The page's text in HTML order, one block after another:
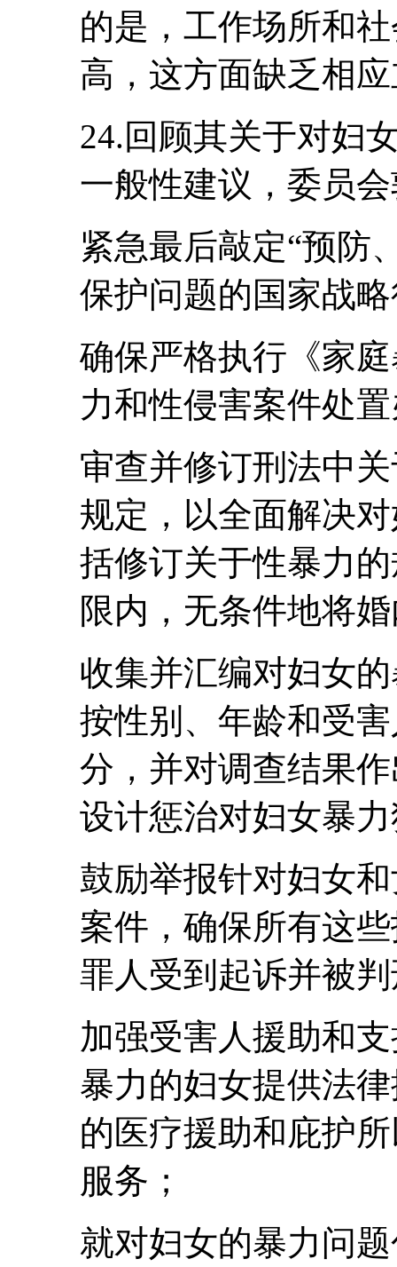
的是，工作场所和
高，这方面缺乏相
24.回顾其关于对妇
一般性建议，委员
紧急最后敲定“预防
保护问题的国家战
确保严格执行《家
力和性侵害案件处
审查并修订刑法中
规定，以全面解决
括修订关于性暴力
限内，无条件地将
收集并汇编对妇女
按性别、年龄和受
分，并对调查结果
设计惩治对妇女暴
鼓励举报针对妇女
案件，确保所有这
罪人受到起诉并被
加强受害人援助和
暴力的妇女提供法
的医疗援助和庇护
服务；
就对妇女的暴力问